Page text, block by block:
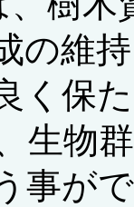
の維
く保
生物
事が